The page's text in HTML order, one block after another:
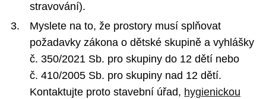
stravování).
Myslete na to, že prostory musí splňovat
požadavky zákona o dětské skupině a vyhlášky
č. 350/2021 Sb. pro skupiny do 12 dětí nebo
č. 410/2005 Sb. pro skupiny nad 12 dětí.
Kontaktujte proto stavební úřad, hygienickou